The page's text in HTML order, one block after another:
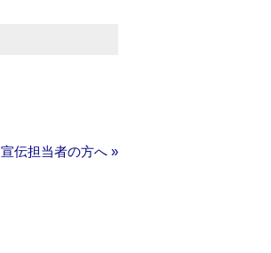
伝担当者の方へ »